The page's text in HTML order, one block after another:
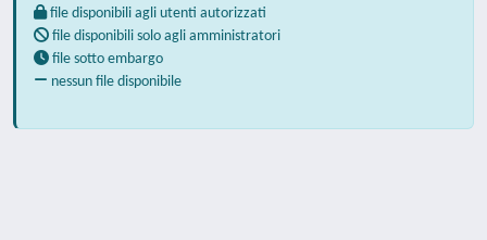
file disponibili agli utenti autorizzati
file disponibili solo agli amministratori
file sotto embargo
nessun file disponibile